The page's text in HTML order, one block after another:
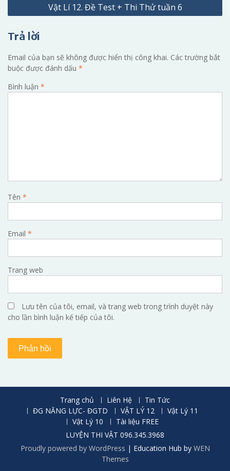
Vật Lí 12. Đề Test + Thi Thử tuần 6
Trả lời
Email của bạn sẽ không được hiển thị công khai. Các trường bắt
buộc được đánh dấu *
Bình luận *
Tên *
Email *
Trang web
Lưu tên của tôi, email, và trang web trong trình duyệt này
cho lần bình luận kế tiếp của tôi.
Trang chủ Liên Hệ
Tin Tức
ĐG NĂNG LỰC- ĐGTD
VẬT LÝ 12
Vật Lý 11
Vật Lý 10
Tài liệu FREE
LUYỆN THI VẬT 096.345.3968
Proudly powered by WordPress | Education Hub by WEN
Themes